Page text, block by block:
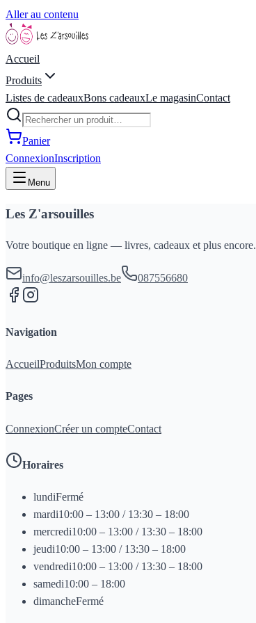
Aller au contenu
Accueil
Produits
Listes de cadeauxBons cadeauxLe magasinContact
Panier
ConnexionInscription
Menu
Les Z'arsouilles
Votre boutique en ligne — livres, cadeaux et plus encore.
info@leszarsouilles.be 087556680
Navigation
AccueilProduitsMon compte
Pages
ConnexionCréer un compteContact
Horaires
lundiFermé
mardi10:00 – 13:00 / 13:30 – 18:00
mercredi10:00 – 13:00 / 13:30 – 18:00
jeudi10:00 – 13:00 / 13:30 – 18:00
vendredi10:00 – 13:00 / 13:30 – 18:00
samedi10:00 – 18:00
dimancheFermé